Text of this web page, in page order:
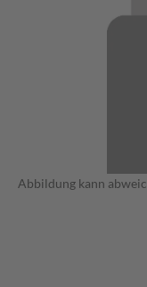
Abbildung kann